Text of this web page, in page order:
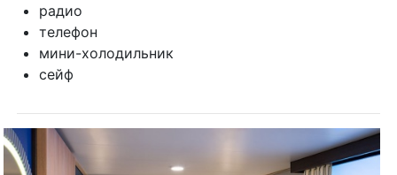
радио
телефон
мини-холодильник
сейф